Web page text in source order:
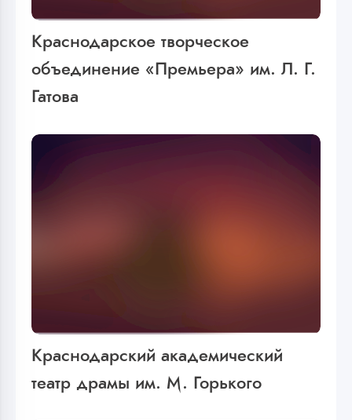
Краснодарское творческое
объединение «Премьера» им. Л. Г.
Гатова
Краснодарский академический
театр драмы им. М. Горького